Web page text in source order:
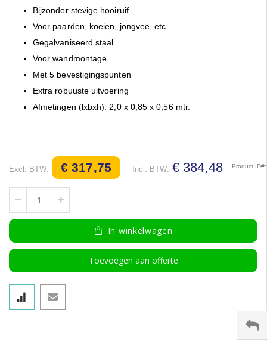
gallerij
Bijzonder stevige hooiruif
Voor paarden, koeien, jongvee, etc.
Gegalvaniseerd staal
Voor wandmontage
Met 5 bevestigingspunten
Extra robuuste uitvoering
Afmetingen (lxbxh): 2,0 x 0,85 x 0,56 mtr.
€ 317,75 € 384,48 Product ID
In winkelwagen
Toevoegen aan offerte